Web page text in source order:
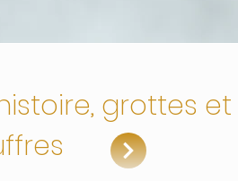
grottes et